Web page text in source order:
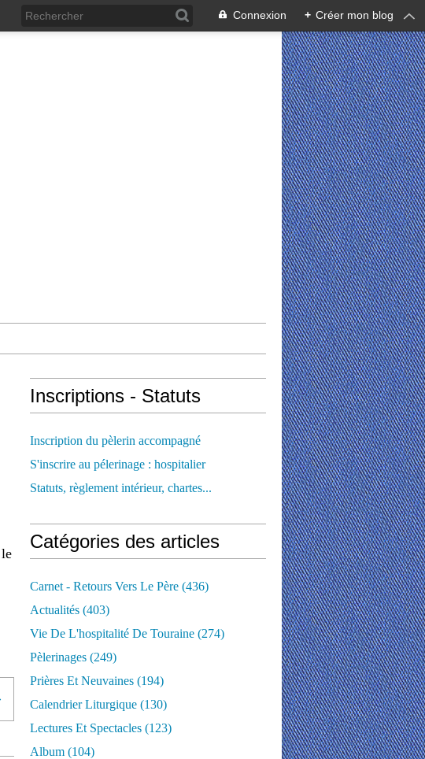
Connexion + Créer mon blog
Inscriptions - Statuts
Inscription du pèlerin accompagné
S'inscrire au pélerinage : hospitalier
Statuts, règlement intérieur, chartes...
Catégories des articles
Carnet - Retours Vers Le Père (436)
Actualités (403)
Vie De L'hospitalité De Touraine (274)
Pèlerinages (249)
Prières Et Neuvaines (194)
Calendrier Liturgique (130)
Lectures Et Spectacles (123)
Album (104)